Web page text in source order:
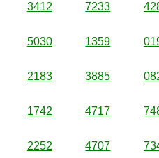
3412 7233
5030 1359
2183 3885
1742 4717
2252 4707